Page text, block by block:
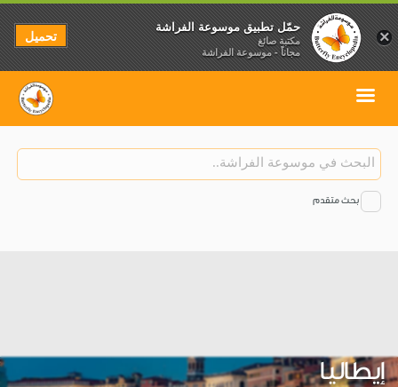
بحث متقدم
إيطاليا
×
حمّل تطبيق موسوعة الفراشة
مكتبة صائغ
مجاناً - موسوعة الفراشة
تحميل